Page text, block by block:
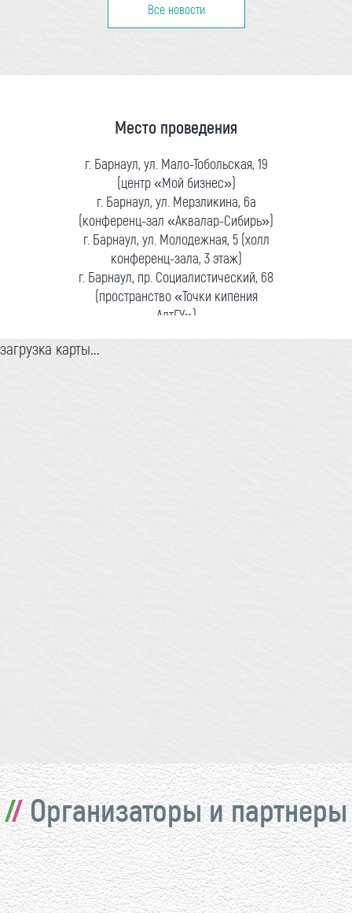
Все новости
Место проведения
г. Барнаул, ул. Мало-Тобольская, 19
(центр «Мой бизнес»)
г. Барнаул, ул. Мерзликина, 6а
(конференц-зал «Аквалар-Сибирь»)
г. Барнаул, ул. Молодежная, 5 (холл
конференц-зала, 3 этаж)
г. Барнаул, пр. Социалистический, 68
(пространство «Точки кипения
АлтГУ»)
загрузка карты...
Организаторы и партнеры